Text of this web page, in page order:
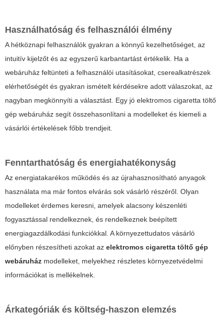
Használhatóság és felhasználói élmény
A hétköznapi felhasználók gyakran a könnyű kezelhetőséget, az
intuitív kijelzőt és az egyszerű karbantartást értékelik. Ha a
webáruház feltünteti a felhasználói utasításokat, cserealkatrészek
elérhetőségét és gyakran ismételt kérdésekre adott válaszokat, az
nagyban megkönnyíti a választást. Egy jó elektromos cigaretta töltő
gép webáruház segít összehasonlítani a modelleket és kiemeli a
vásárlói értékelések főbb trendjeit.
Fenntarthatóság és energiahatékonyság
Az energiatakarékos működés és az újrahasznosítható anyagok
használata ma már fontos elvárás sok vásárló részéről. Olyan
modelleket érdemes keresni, amelyek alacsony készenléti
fogyasztással rendelkeznek, és rendelkeznek beépített
energiagazdálkodási funkciókkal. A környezettudatos vásárló
előnyben részesítheti azokat az elektromos cigaretta töltő gép
webáruház modelleket, melyekhez részletes környezetvédelmi
információkat is mellékelnek.
Árkategóriák és költség-haszon elemzés